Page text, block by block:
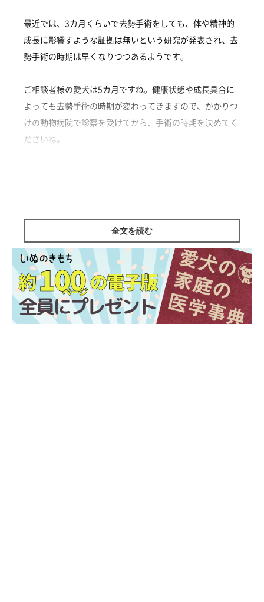
最近では、3カ月くらいで去勢手術をしても、体や精神的
成長に影響すような証拠は無いという研究が発表され、去
勢手術の時期は早くなりつつあるようです。
ご相談者様の愛犬は5カ月ですね。健康状態や成長具合に
よっても去勢手術の時期が変わってきますので、かかりつ
けの動物病院で診察を受けてから、手術の時期を決めてく
ださいね。
全文を読む